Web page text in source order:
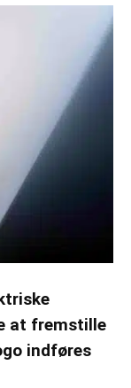
at fremstille
indføres